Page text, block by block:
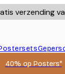
verzending
40% op Posters*